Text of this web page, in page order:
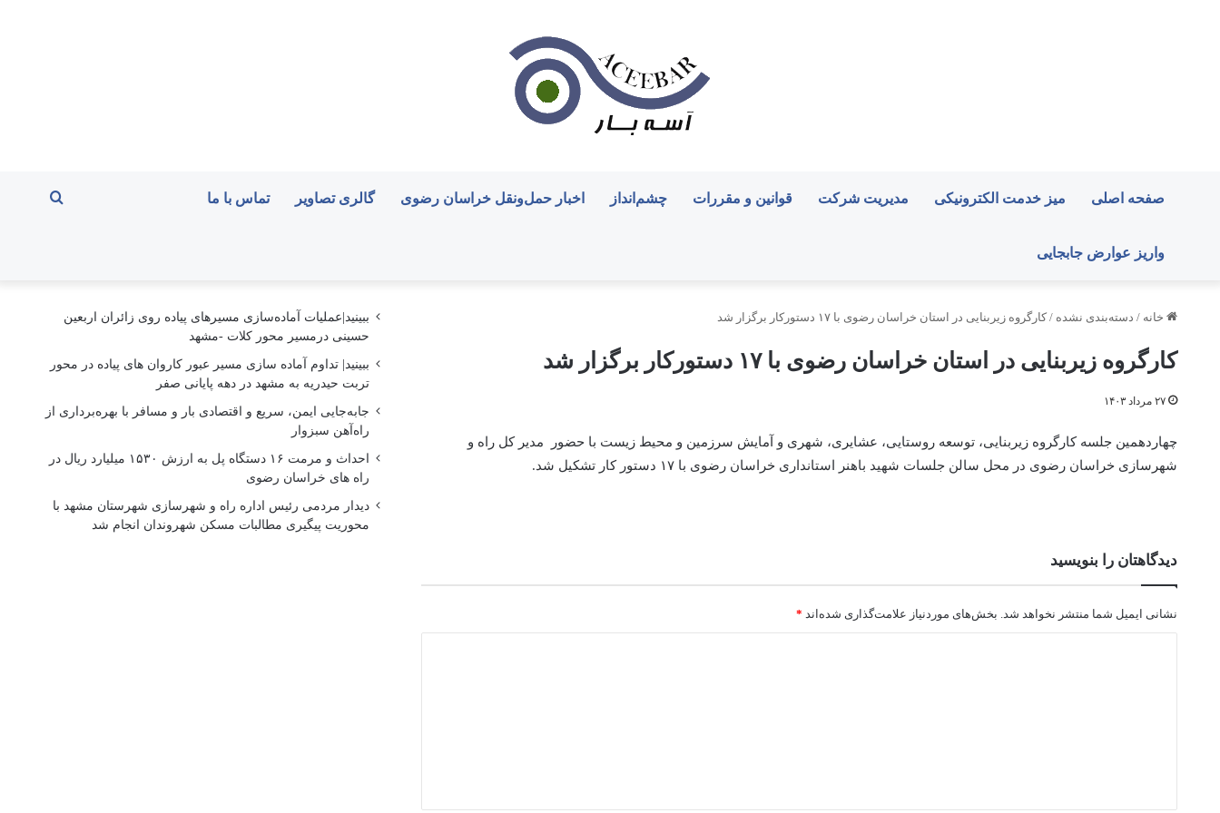
صفحه اصلی میز خدمت الکترونیکی مدیریت شرکت قوانین و مقررات چشم‌انداز اخبار حمل‌ونقل خراسان رضوی گالری تصاویر تماس با ما
واریز عوارض جابجایی
جستجو
خانه / دسته‌بندی نشده / کارگروه زیربنایی در استان خراسان رضوی با ۱۷ دستورکار برگزار شد
کارگروه زیربنایی در استان خراسان رضوی با ۱۷ دستورکار برگزار شد
۲۷ مرداد ۱۴۰۳
چهاردهمین جلسه کارگروه زیربنایی، توسعه روستایی، عشایری، شهری و آمایش سرزمین و محیط زیست با حضور مدیر کل راه و
شهرسازی خراسان رضوی در محل سالن جلسات شهید باهنر استانداری خراسان رضوی با ۱۷ دستور کار تشکیل شد.
دیدگاهتان را بنویسید
نشانی ایمیل شما منتشر نخواهد شد. بخش‌های موردنیاز علامت‌گذاری شده‌اند *
*
ببینید|عملیات آماده‌سازی مسیرهای پیاده روی زائران اربعین
حسینی درمسیر محور کلات -مشهد
ببینید| تداوم آماده سازی مسیر عبور کاروان های پیاده در محور
تربت حیدریه به مشهد در دهه پایانی صفر
جابه‌جایی ایمن، سریع و اقتصادی بار و مسافر با بهره‌برداری از
راه‌آهن سبزوار
احداث و مرمت ۱۶ دستگاه پل به ارزش ۱۵۳۰ میلیارد ریال در
راه های خراسان رضوی
دیدار مردمی رئیس اداره راه و شهرسازی شهرستان مشهد با
محوریت پیگیری مطالبات مسکن شهروندان انجام شد